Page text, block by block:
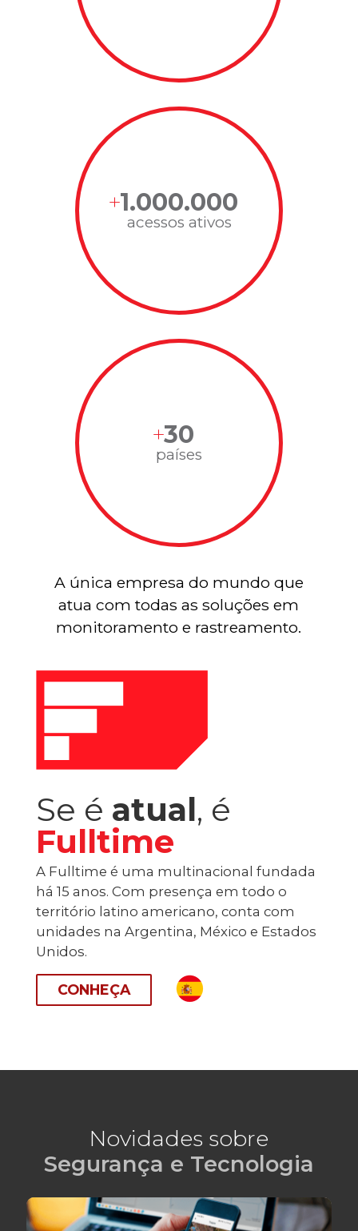
1.000.000
acessos ativos
30
países
A única empresa do mundo que
atua com todas as soluções em
monitoramento e rastreamento.
Se é atual, é
Fulltime
A Fulltime é uma multinacional fundada
há 15 anos. Com presença em todo o
território latino americano, conta com
unidades na Argentina, México e Estados
Unidos.
CONHEÇA
Novidades sobre
Segurança e Tecnologia